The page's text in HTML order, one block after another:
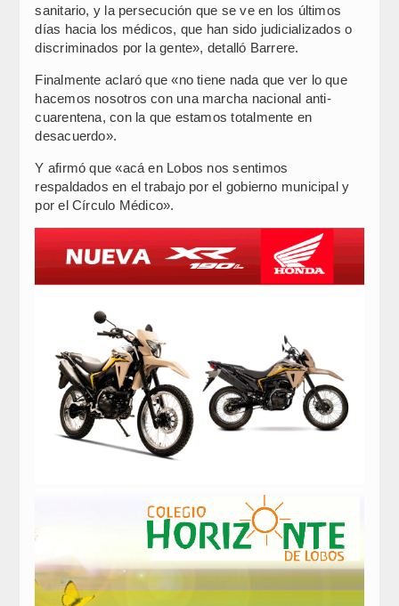
sanitario, y la persecución que se ve en los últimos
días hacia los médicos, que han sido judicializados o
discriminados por la gente», detalló Barrere.
Finalmente aclaró que «no tiene nada que ver lo que
hacemos nosotros con una marcha nacional anti-
cuarentena, con la que estamos totalmente en
desacuerdo».
Y afirmó que «acá en Lobos nos sentimos
respaldados en el trabajo por el gobierno municipal y
por el Círculo Médico».